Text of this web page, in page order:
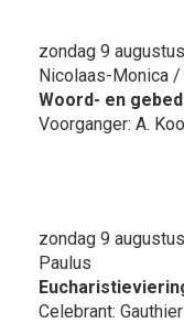
zondag 9
Nicolaas-Monica
Woord- en
Voorganger: A.
zondag 9
Paulus
Celebrant: